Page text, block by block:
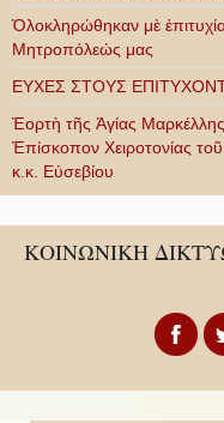
Ὁλοκληρώθηκαν μὲ
Μητροπόλεώς μας
ΕΥΧΕΣ ΣΤΟΥΣ
Ἑορτὴ τῆς Ἁγίας Μαρκέλλης
Ἐπίσκοπον Χειροτονίας
κ.κ. Εὐσεβίου
ΚΟΙΝΩΝΙΚΗ